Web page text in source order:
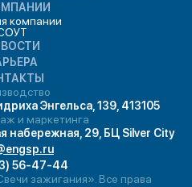
компании
Энгельса, 139, 413105
и маркетинга
набережная, 29, БЦ Silver City
56-47-44
зажигания». Все права